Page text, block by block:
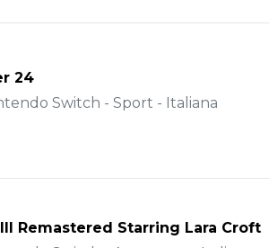
24
Switch - Sport - Italiana
Remastered Starring Lara Croft